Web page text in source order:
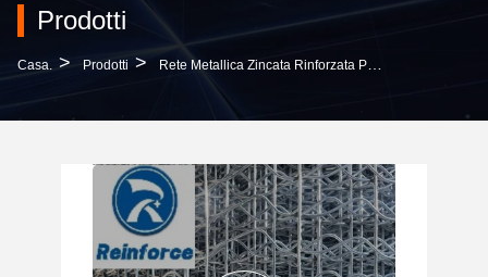
Prodotti
Casa. > Prodotti > Rete Metallica Zincata Rinforzata Per Tubazioni